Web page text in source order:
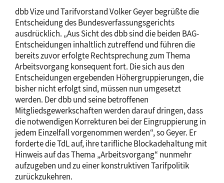
dbb Vize und Tarifvorstand Volker Geyer begrüßte die
Entscheidung des Bundesverfassungsgerichts
ausdrücklich. „Aus Sicht des dbb sind die beiden BAG-
Entscheidungen inhaltlich zutreffend und führen die
bereits zuvor erfolgte Rechtsprechung zum Thema
Arbeitsvorgang konsequent fort. Die sich aus den
Entscheidungen ergebenden Höhergruppierungen, die
bisher nicht erfolgt sind, müssen nun umgesetzt
werden. Der dbb und seine betroffenen
Mitgliedsgewerkschaften werden darauf dringen, dass
die notwendigen Korrekturen bei der Eingruppierung in
jedem Einzelfall vorgenommen werden“, so Geyer. Er
forderte die TdL auf, ihre tarifliche Blockadehaltung mit
Hinweis auf das Thema „Arbeitsvorgang“ nunmehr
aufzugeben und zu einer konstruktiven Tarifpolitik
zurückzukehren.